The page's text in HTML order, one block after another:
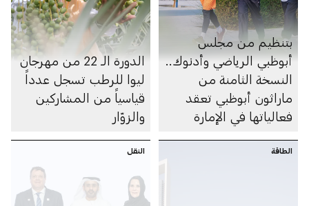
بتنظيم من مجلس
أبوظبي الرياضي وأدنوك..
النسخة الثامنة من
ماراثون أبوظبي تعقد
فعالياتها في الإمارة
الدورة الـ 22 من مهرجان
ليوا للرطب تسجل عدداً
قياسياً من المشاركين
والزوّار
الطاقة النقل